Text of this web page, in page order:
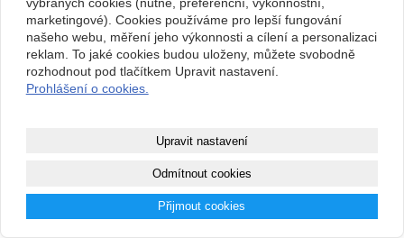
zpět
© 2017 www.akvarium-terarium.cz| All rights reserved
marketingové). Cookies používáme pro lepší fungování
našeho webu, měření jeho výkonnosti a cílení a personalizaci
reklam. To jaké cookies budou uloženy, můžete svobodně
rozhodnout pod tlačítkem Upravit nastavení.
Prohlášení o cookies.
Upravit nastavení
Odmítnout cookies
Přijmout cookies